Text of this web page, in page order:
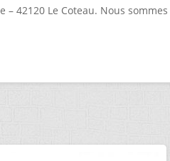
42120 Le Coteau. Nous